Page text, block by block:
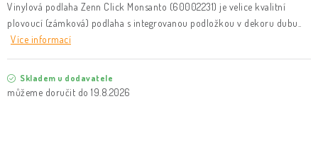
Vinylová podlaha Zenn Click Monsanto (60002231) je velice kvalitní
plovoucí (zámková) podlaha s integrovanou podložkou v dekoru dubu..
Více informací
Skladem u dodavatele
19.8.2026